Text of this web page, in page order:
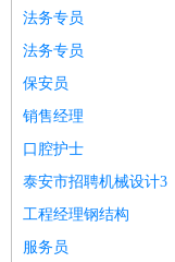
法务专员
法务专员
保安员
销售经理
口腔护士
泰安市招聘机械设计3
工程经理钢结构
服务员